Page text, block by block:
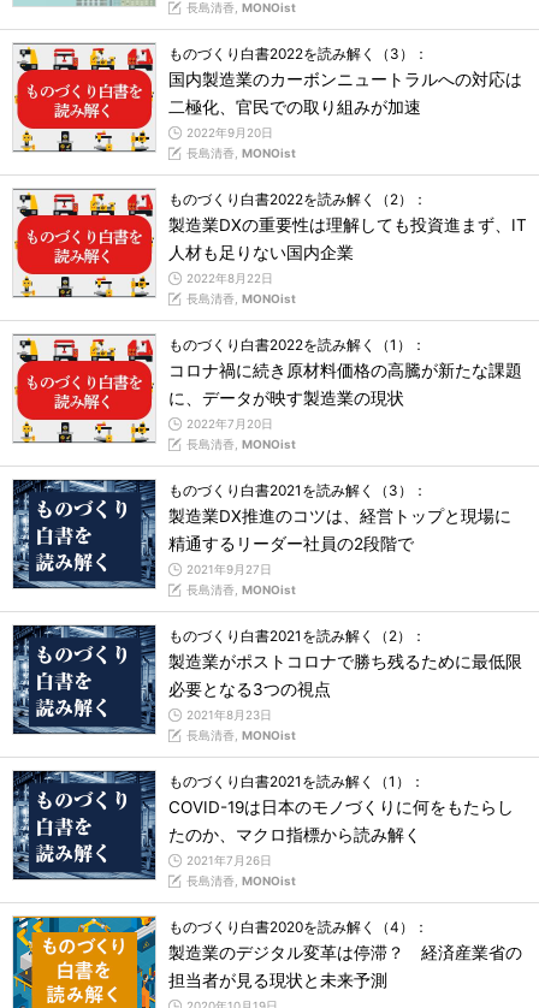
長島清香, MONOist
ものづくり白書2022を読み解く（3）：
国内製造業のカーボンニュートラルへの対応は
二極化、官民での取り組みが加速
2022年9月20日
長島清香, MONOist
ものづくり白書2022を読み解く（2）：
製造業DXの重要性は理解しても投資進まず、IT
人材も足りない国内企業
2022年8月22日
長島清香, MONOist
ものづくり白書2022を読み解く（1）：
コロナ禍に続き原材料価格の高騰が新たな課題
に、データが映す製造業の現状
2022年7月20日
長島清香, MONOist
ものづくり白書2021を読み解く（3）：
製造業DX推進のコツは、経営トップと現場に
精通するリーダー社員の2段階で
2021年9月27日
長島清香, MONOist
ものづくり白書2021を読み解く（2）：
製造業がポストコロナで勝ち残るために最低限
必要となる3つの視点
2021年8月23日
長島清香, MONOist
ものづくり白書2021を読み解く（1）：
COVID-19は日本のモノづくりに何をもたらし
たのか、マクロ指標から読み解く
2021年7月26日
長島清香, MONOist
ものづくり白書2020を読み解く（4）：
製造業のデジタル変革は停滞？ 経済産業省の
担当者が見る現状と未来予測